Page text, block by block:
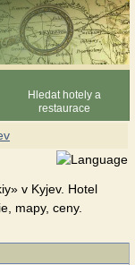
Hledat hotely a
restaurace
v Kyjev. Hotel
mapy, ceny.